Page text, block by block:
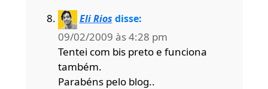
Eli Rios disse:
09/02/2009 às 4:28 pm
Tentei com bis preto e funciona
também.
Parabéns pelo blog..